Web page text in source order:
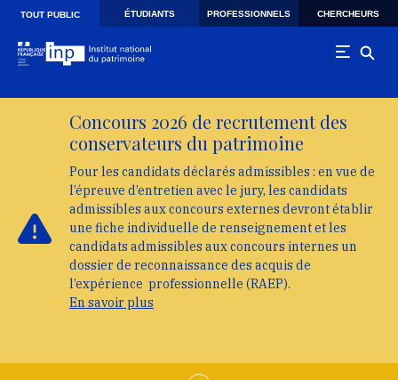
Skip to main navigation
Aller au contenu principal
TOUT PUBLIC ÉTUDIANTS PROFESSIONNELS CHERCHEURS
Concours 2026 de recrutement des
conservateurs du patrimoine
Pour les candidats déclarés admissibles : en vue de
l’épreuve d’entretien avec le jury, les candidats
admissibles aux concours externes devront établir
une fiche individuelle de renseignement et les
candidats admissibles aux concours internes un
dossier de reconnaissance des acquis de
l’expérience professionnelle (RAEP).
En savoir plus